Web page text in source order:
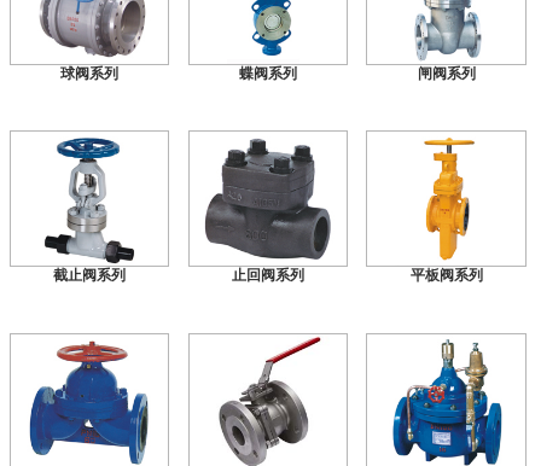
球阀系列 蝶阀系列 闸阀系列
截止阀系列 止回阀系列 平板阀系列